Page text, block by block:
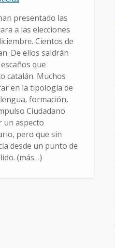
presentado las
a las elecciones
Cientos de
De ellos saldrán
que
catalán. Muchos
en la tipología de
formación,
Ciudadano
un aspecto
pero que sin
desde un punto de
(más…)